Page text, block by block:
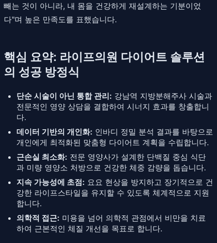
빼는 것이 아니라, 내 몸을 건강하게 재설계하는 기분이었
다"며 높은 만족도를 표했습니다.
핵심 요약: 라이프의원 다이어트 솔루션
의 성공 방정식
단순 시술이 아닌 통합 관리: 강남역 지방분해주사 시술과
전문적인 영양 상담을 결합하여 시너지 효과를 창출합니
다.
데이터 기반의 개인화: 인바디 정밀 분석 결과를 바탕으로
개인에게 최적화된 맞춤형 다이어트 계획을 수립합니다.
근손실 최소화: 전문 영양사가 설계한 단백질 중심 식단
과 미량 영양소 처방으로 건강한 체중 감량을 돕습니다.
지속 가능성에 초점: 요요 현상을 방지하고 장기적으로 건
강한 라이프스타일을 유지할 수 있도록 체계적으로 지원
합니다.
의학적 접근: 미용을 넘어 의학적 관점에서 비만을 치료
하여 근본적인 체질 개선을 목표로 합니다.